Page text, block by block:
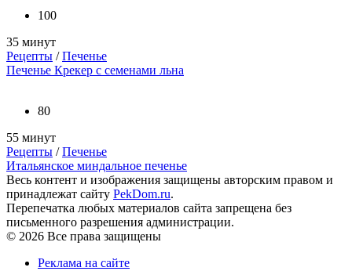
100
35 минут
Рецепты /Печенье
Печенье Крекер с семенами льна
80
55 минут
Рецепты /Печенье
Итальянское миндальное печенье
Весь контент и изображения защищены авторским правом и
принадлежат сайту PekDom.ru.
Перепечатка любых материалов сайта запрещена без
письменного разрешения администрации.
© 2026 Все права защищены
Реклама на сайте